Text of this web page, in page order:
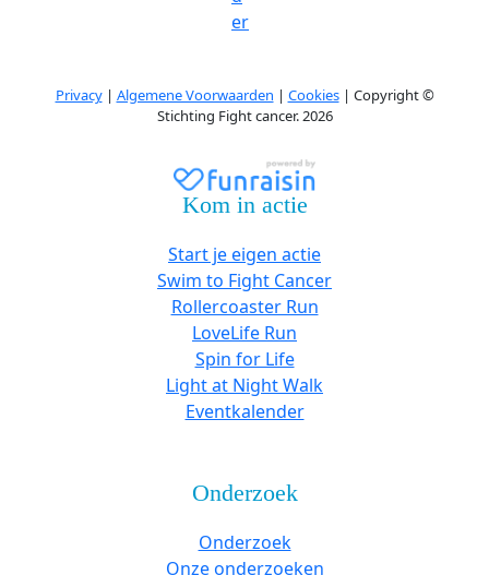
er
Privacy| Algemene Voorwaarden | Cookies| Copyright ©
Stichting Fight cancer. 2026
Kom in actie
Start je eigen actie
Swim to Fight Cancer
Rollercoaster Run
LoveLife Run
Spin for Life
Light at Night Walk
Eventkalender
Onderzoek
Onderzoek
Onze onderzoeken